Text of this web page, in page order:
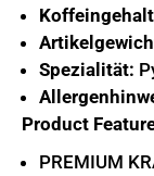
Spezialität:
Product
PREMIUM